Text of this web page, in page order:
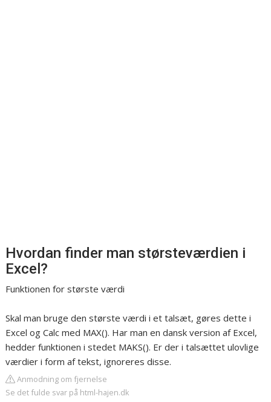
Hvordan finder man størsteværdien i
Excel?
Funktionen for største værdi
Skal man bruge den største værdi i et talsæt, gøres dette i
Excel og Calc med MAX(). Har man en dansk version af Excel,
hedder funktionen i stedet MAKS(). Er der i talsættet ulovlige
værdier i form af tekst, ignoreres disse.
Anmodning om fjernelse
Se det fulde svar på html-hajen.dk